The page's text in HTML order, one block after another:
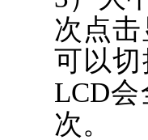
次点
可以
LCD
次。